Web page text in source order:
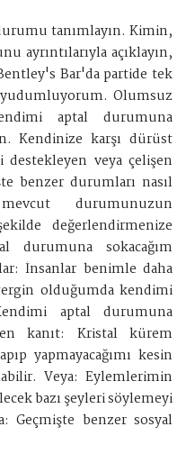
tanımlayın. Kimin,
ayrıntılarıyla açıklayın,
Bar'da partide tek
Olumsuz
aptal durumuna
Kendinize karşı dürüst
veya çelişen
benzer durumları nasıl
durumunuzun
değerlendirmenize
durumuna sokacağım
İnsanlar benimle daha
olduğumda kendimi
aptal durumuna
kanıt: Kristal kürem
yapmayacağımı kesin
Veya: Eylemlerimin
bazı şeyleri söylemeyi
Geçmişte benzer sosyal